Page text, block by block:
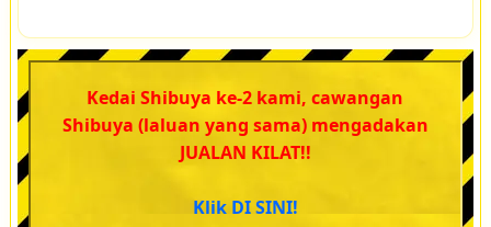
Kedai Shibuya ke-2 kami, cawangan
Shibuya (laluan yang sama) mengadakan
JUALAN KILAT!!
Klik DI SINI!